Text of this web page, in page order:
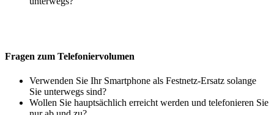
Fragen zum Telefoniervolumen
Verwenden Sie Ihr Smartphone als Festnetz-Ersatz solange
Sie unterwegs sind?
Wollen Sie hauptsächlich erreicht werden und telefonieren Sie